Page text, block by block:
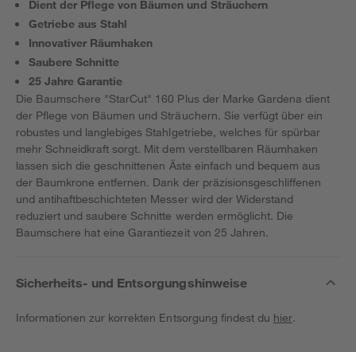
Dient der Pflege von Bäumen und Sträuchern
Getriebe aus Stahl
Innovativer Räumhaken
Saubere Schnitte
25 Jahre Garantie
Die Baumschere "StarCut" 160 Plus der Marke Gardena dient
der Pflege von Bäumen und Sträuchern. Sie verfügt über ein
robustes und langlebiges Stahlgetriebe, welches für spürbar
mehr Schneidkraft sorgt. Mit dem verstellbaren Räumhaken
lassen sich die geschnittenen Äste einfach und bequem aus
der Baumkrone entfernen. Dank der präzisionsgeschliffenen
und antihaftbeschichteten Messer wird der Widerstand
reduziert und saubere Schnitte werden ermöglicht. Die
Baumschere hat eine Garantiezeit von 25 Jahren.
Sicherheits- und Entsorgungshinweise
Informationen zur korrekten Entsorgung findest du hier.